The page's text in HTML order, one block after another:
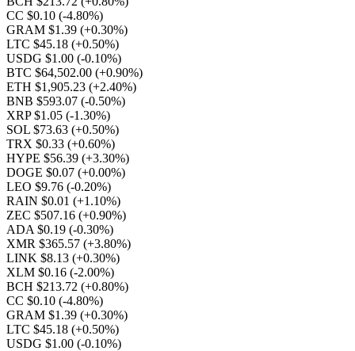
CC $0.10 (-4.80%)
GRAM $1.39 (+0.30%)
LTC $45.18 (+0.50%)
USDG $1.00 (-0.10%)
BTC $64,502.00 (+0.90%)
ETH $1,905.23 (+2.40%)
BNB $593.07 (-0.50%)
XRP $1.05 (-1.30%)
SOL $73.63 (+0.50%)
TRX $0.33 (+0.60%)
HYPE $56.39 (+3.30%)
DOGE $0.07 (+0.00%)
LEO $9.76 (-0.20%)
RAIN $0.01 (+1.10%)
ZEC $507.16 (+0.90%)
ADA $0.19 (-0.30%)
XMR $365.57 (+3.80%)
LINK $8.13 (+0.30%)
XLM $0.16 (-2.00%)
BCH $213.72 (+0.80%)
CC $0.10 (-4.80%)
GRAM $1.39 (+0.30%)
LTC $45.18 (+0.50%)
USDG $1.00 (-0.10%)